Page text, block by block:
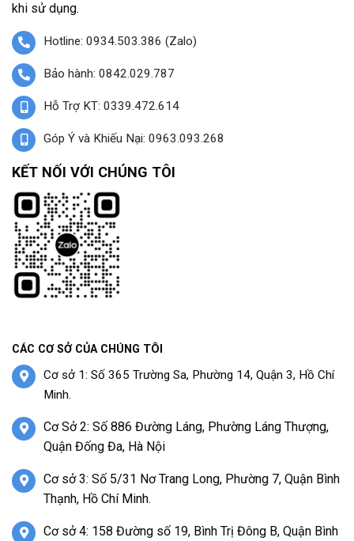
khi sử dụng.
Hotline: 0934.503.386 (Zalo)
Bảo hành: 0842.029.787
Hỗ Trợ KT: 0339.472.614
Góp Ý và Khiếu Nại: 0963.093.268
KẾT NỐI VỚI CHÚNG TÔI
CÁC CƠ SỞ CỦA CHÚNG TÔI
Cơ sở 1: Số 365 Trường Sa, Phường 14, Quận 3, Hồ Chí
Minh.
Cơ Sở 2: Số 886 Đường Láng, Phường Láng Thượng,
Quận Đống Đa, Hà Nội
Cơ sở 3: Số 5/31 Nơ Trang Long, Phường 7, Quận Bình
Thạnh, Hồ Chí Minh.
Cơ sở 4: 158 Đường số 19, Bình Trị Đông B, Quận Bình